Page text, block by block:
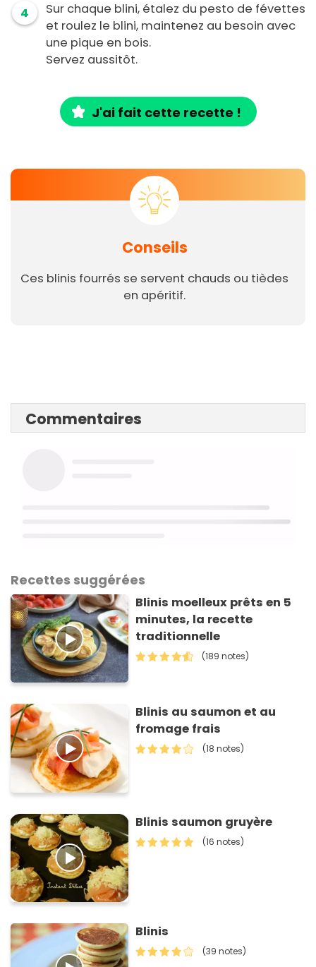
4
Sur chaque blini, étalez du pesto de févettes
et roulez le blini, maintenez au besoin avec
une pique en bois.
Servez aussitôt.
J'ai fait cette recette !
Conseils
Ces blinis fourrés se servent chauds ou tièdes
en apéritif.
Commentaires
Recettes suggérées
Blinis moelleux prêts en 5
minutes, la recette
traditionnelle
(189 notes)
Blinis au saumon et au
fromage frais
(18 notes)
Blinis saumon gruyère
(16 notes)
Blinis
(39 notes)